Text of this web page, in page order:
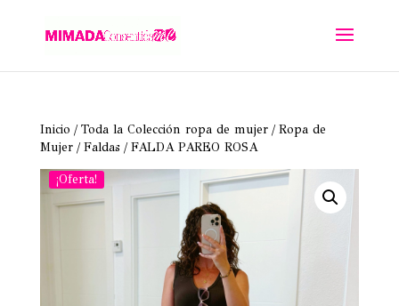
Inicio /Toda la Colección ropa de mujer/Ropa de
Mujer/Faldas / FALDA PAREO ROSA
¡Oferta!